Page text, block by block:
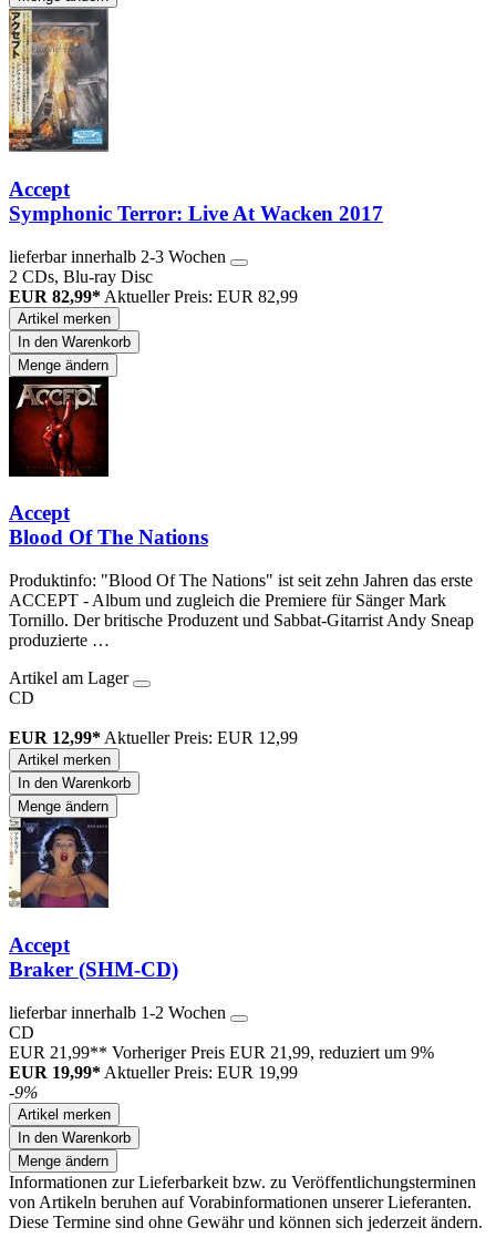
Accept
Symphonic Terror: Live At Wacken 2017
lieferbar innerhalb 2-3 Wochen
2 CDs, Blu-ray Disc
EUR 82,99* Aktueller Preis: EUR 82,99
Artikel merken
In den Warenkorb
Menge ändern
Accept
Blood Of The Nations
Produktinfo: "Blood Of The Nations" ist seit zehn Jahren das erste
ACCEPT - Album und zugleich die Premiere für Sänger Mark
Tornillo. Der britische Produzent und Sabbat-Gitarrist Andy Sneap
produzierte …
Artikel am Lager
CD
EUR 12,99* Aktueller Preis: EUR 12,99
Artikel merken
In den Warenkorb
Menge ändern
Accept
Braker (SHM-CD)
lieferbar innerhalb 1-2 Wochen
CD
EUR 21,99** Vorheriger Preis EUR 21,99, reduziert um 9%
EUR 19,99* Aktueller Preis: EUR 19,99
-9%
Artikel merken
In den Warenkorb
Menge ändern
Informationen zur Lieferbarkeit bzw. zu Veröffentlichungsterminen
von Artikeln beruhen auf Vorabinformationen unserer Lieferanten.
Diese Termine sind ohne Gewähr und können sich jederzeit ändern.